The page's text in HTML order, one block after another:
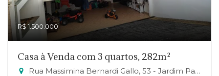
R$ 1.500.000
Casa à Venda com 3 quartos, 282m²
Rua Massimina Bernardi Gallo, 53 - Jardim Panorama, Ribeirão Pires-SP